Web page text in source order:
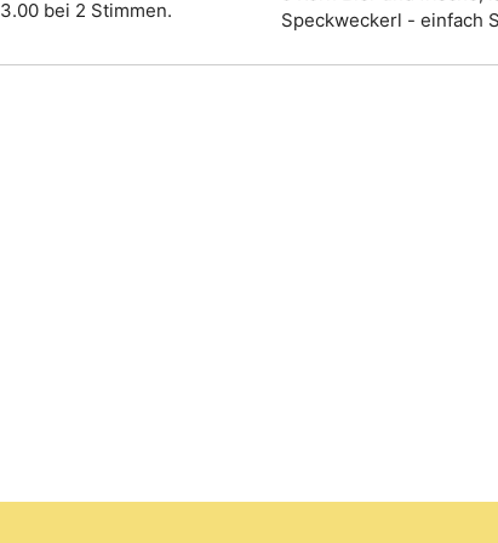
3.00 bei 2 Stimmen.
Speckweckerl - einfach